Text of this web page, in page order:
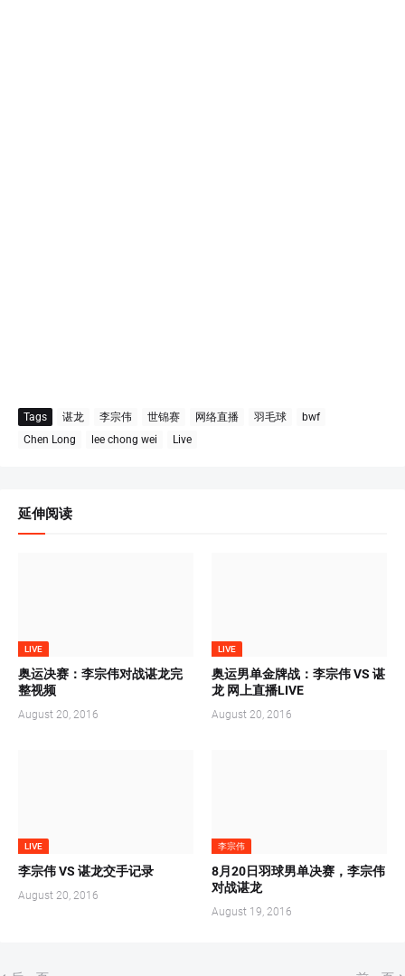
Tags 谌龙 李宗伟 世锦赛 网络直播 羽毛球
bwf
Chen Long
lee chong wei Live
延伸阅读
LIVE
奥运决赛：李宗伟对战谌龙完
整视频
August 20, 2016
LIVE
奥运男单金牌战：李宗伟 VS 谌
龙 网上直播LIVE
August 20, 2016
LIVE
李宗伟 VS 谌龙交手记录
August 20, 2016
李宗伟
8月20日羽球男单决赛，李宗伟
对战谌龙
August 19, 2016